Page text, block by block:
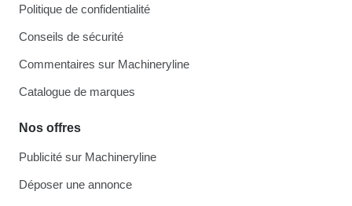
Politique de confidentialité
Conseils de sécurité
Commentaires sur Machineryline
Catalogue de marques
Nos offres
Publicité sur Machineryline
Déposer une annonce